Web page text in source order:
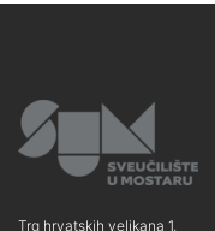
Trg hrvatskih velikana 1,